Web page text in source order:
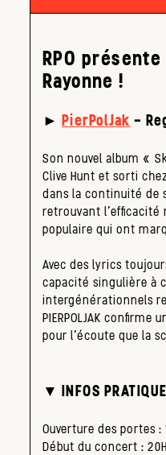
RPO présente
Rayonne !
► PierPolJak –
Son nouvel album «
Clive Hunt et sorti
dans la continuité de
retrouvant
populaire qui ont
Avec des lyrics
capacité singulière à
intergénérationnels
PIERPOLJAK
pour l’écoute que la
▼ INFOS
Ouverture des portes :
Début du concert : 20H